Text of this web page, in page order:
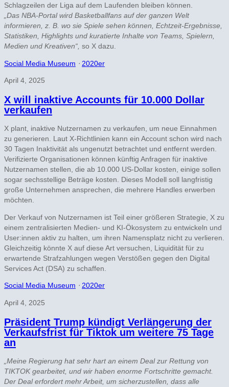
Schlagzeilen der Liga auf dem Laufenden bleiben können.
„Das NBA-Portal wird Basketballfans auf der ganzen Welt
informieren, z. B. wo sie Spiele sehen können, Echtzeit-Ergebnisse,
Statistiken, Highlights und kuratierte Inhalte von Teams, Spielern,
Medien und Kreativen“, so X dazu.
Social Media Museum ⋅ 2020er
April 4, 2025
X will inaktive Accounts für 10.000 Dollar
verkaufen
X plant, inaktive Nutzernamen zu verkaufen, um neue Einnahmen
zu generieren. Laut X-Richtlinien kann ein Account schon wird nach
30 Tagen Inaktivität als ungenutzt betrachtet und entfernt werden.
Verifizierte Organisationen können künftig Anfragen für inaktive
Nutzernamen stellen, die ab 10.000 US-Dollar kosten, einige sollen
sogar sechsstellige Beträge kosten. Dieses Modell soll langfristig
große Unternehmen ansprechen, die mehrere Handles erwerben
möchten.
Der Verkauf von Nutzernamen ist Teil einer größeren Strategie, X zu
einem zentralisierten Medien- und KI-Ökosystem zu entwickeln und
User:innen aktiv zu halten, um ihren Namensplatz nicht zu verlieren.
Gleichzeitig könnte X auf diese Art versuchen, Liquidität für zu
erwartende Strafzahlungen wegen Verstößen gegen den Digital
Services Act (DSA) zu schaffen.
Social Media Museum ⋅ 2020er
April 4, 2025
Präsident Trump kündigt Verlängerung der
Verkaufsfrist für Tiktok um weitere 75 Tage
an
„Meine Regierung hat sehr hart an einem Deal zur Rettung von
TIKTOK gearbeitet, und wir haben enorme Fortschritte gemacht.
Der Deal erfordert mehr Arbeit, um sicherzustellen, dass alle